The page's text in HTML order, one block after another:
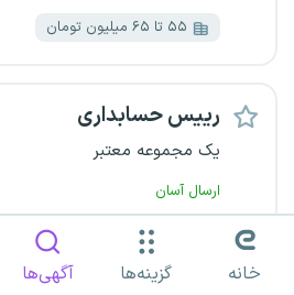
۵۵ تا ۶۵ میلیون تومان
رییس حسابداری
یک مجموعه معتبر
ارسال آسان
خراسان رضوی
تمام وقت
خانه گزینه‌ها آگهی‌ها